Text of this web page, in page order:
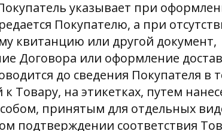
указывает при
Покупателю, а при
квитанцию или другой документ,
Договора или оформление
до сведения Покупателя в
Товару, на этикетках, путем
принятым для отдельных
подтверждении соответствия